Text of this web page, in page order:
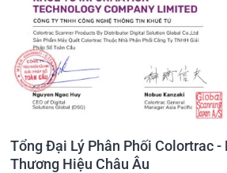
Tổng Đại Lý Phân Phối Colortrac -
Thương Hiệu Châu Âu